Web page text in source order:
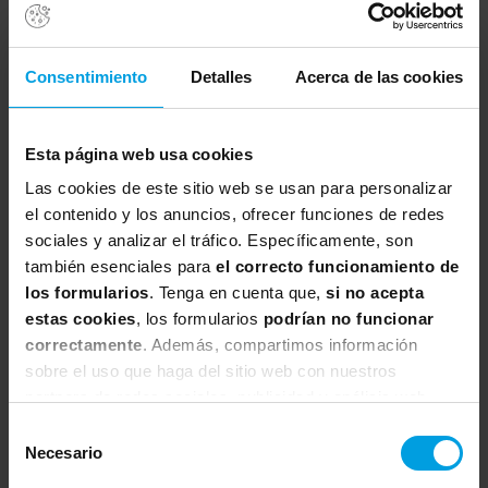
Consentimiento Detalles Acerca de las cookies
Esta página web usa cookies
Las cookies de este sitio web se usan para personalizar
el contenido y los anuncios, ofrecer funciones de redes
sociales y analizar el tráfico. Específicamente, son
también esenciales para el correcto funcionamiento de
los formularios. Tenga en cuenta que, si no acepta
estas cookies, los formularios podrían no funcionar
correctamente. Además, compartimos información
sobre el uso que haga del sitio web con nuestros
haya proporcionado o que hayan recopilado a partir del
Necesario
Certificaciones
Por la asistencia a esta formación se
2 Design, emitido por la
Academy .
Acreditación
Se emitirá Certificado de Asistencia sólo a
los alumnos con una asistencia superior al